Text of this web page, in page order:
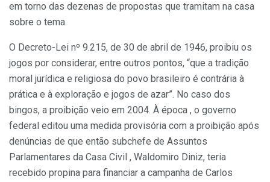
em torno das dezenas de propostas que tramitam na casa
sobre o tema.
O Decreto-Lei nº 9.215, de 30 de abril de 1946, proibiu os
jogos por considerar, entre outros pontos, “que a tradição
moral jurídica e religiosa do povo brasileiro é contrária à
prática e à exploração e jogos de azar”. No caso dos
bingos, a proibição veio em 2004. À época , o governo
federal editou uma medida provisória com a proibição após
denúncias de que então subchefe de Assuntos
Parlamentares da Casa Civil , Waldomiro Diniz, teria
recebido propina para financiar a campanha de Carlos